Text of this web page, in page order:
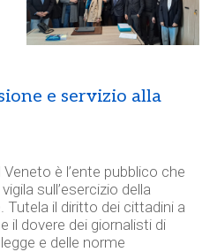
e servizio alla
Veneto è l’ente pubblico che
sull’esercizio della
Tutela il diritto dei cittadini a
il dovere dei giornalisti di
e delle norme